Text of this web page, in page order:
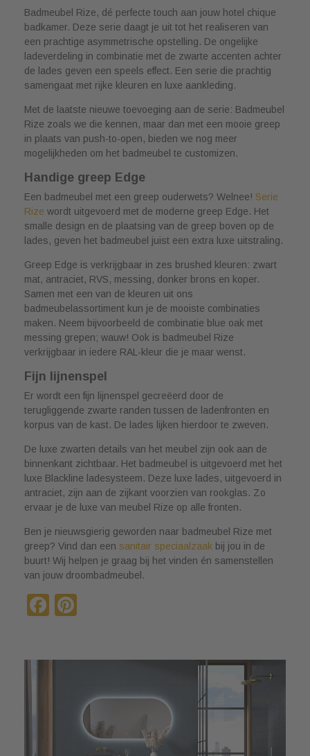
Badmeubel Rize, dé perfecte touch aan jouw hotel chique
badkamer. Deze serie daagt je uit tot het realiseren van
een prachtige asymmetrische opstelling. De ongelijke
ladeverdeling in combinatie met de zwarte accenten achter
de lades geven een speels effect. Een serie die prachtig
samengaat met rijke kleuren en luxe aankleding.
Met de laatste nieuwe toevoeging aan de serie: Badmeubel
Rize zoals we die kennen, maar dan met een mooie greep
in plaats van push-to-open, bieden we nog meer
mogelijkheden om het badmeubel te customizen.
Handige greep Edge
Een badmeubel met een greep ouderwets? Welnee! Serie
Rize wordt uitgevoerd met de moderne greep Edge. Het
smalle design en de plaatsing van de greep boven op de
lades, geven het badmeubel juist een extra luxe uitstraling.
Greep Edge is verkrijgbaar in zes brushed kleuren: zwart
mat, antraciet, RVS, messing, donker brons en koper.
Samen met een van de kleuren uit ons
badmeubelassortiment kun je de mooiste combinaties
maken. Neem bijvoorbeeld de combinatie blue oak met
messing grepen; wauw! Ook is badmeubel Rize
verkrijgbaar in iedere RAL-kleur die je maar wenst.
Fijn lijnenspel
Er wordt een fijn lijnenspel gecreëerd door de
terugliggende zwarte randen tussen de ladenfronten en
korpus van de kast. De lades lijken hierdoor te zweven.
De luxe zwarten details van het meubel zijn ook aan de
binnenkant zichtbaar. Het badmeubel is uitgevoerd met het
luxe Blackline ladesysteem. Deze luxe lades, uitgevoerd in
antraciet, zijn aan de zijkant voorzien van rookglas. Zo
ervaar je de luxe van meubel Rize op alle fronten.
Ben je nieuwsgierig geworden naar badmeubel Rize met
greep? Vind dan een sanitair speciaalzaak bij jou in de
buurt! Wij helpen je graag bij het vinden én samenstellen
van jouw droombadmeubel.
Facebook